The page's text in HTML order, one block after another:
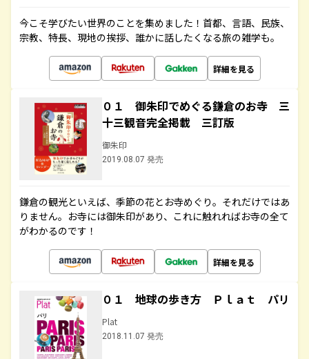
今こそ学びたい世界のことを集めました！首都、言語、民族、
宗教、特長、現地の挨拶、誰かに話したくなる旅の雑学も。
詳細を見る
０１ 御朱印でめぐる鎌倉のお寺 三
十三観音完全掲載 三訂版
御朱印
2019.08.07 発売
鎌倉の観光といえば、季節の花とお寺めぐり。それだけではあ
りません。お寺には御朱印があり、これに触れればお寺の全て
がわかるのです！
詳細を見る
０１ 地球の歩き方 Ｐｌａｔ パリ
Plat
2018.11.07 発売